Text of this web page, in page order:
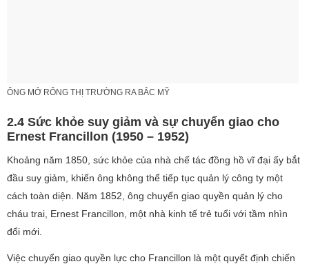
ÔNG MỞ RÔNG THỊ TRƯỜNG RA BẮC MỸ
2.4 Sức khỏe suy giảm và sự chuyển giao cho
Ernest Francillon (1950 – 1952)
Khoảng năm 1850, sức khỏe của nhà chế tác đồng hồ vĩ đại ấy bắt
đầu suy giảm, khiến ông không thể tiếp tục quản lý công ty một
cách toàn diện. Năm 1852, ông chuyển giao quyền quản lý cho
cháu trai, Ernest Francillon, một nhà kinh tế trẻ tuổi với tầm nhìn
đổi mới.
Việc chuyển giao quyền lực cho Francillon là một quyết định chiến